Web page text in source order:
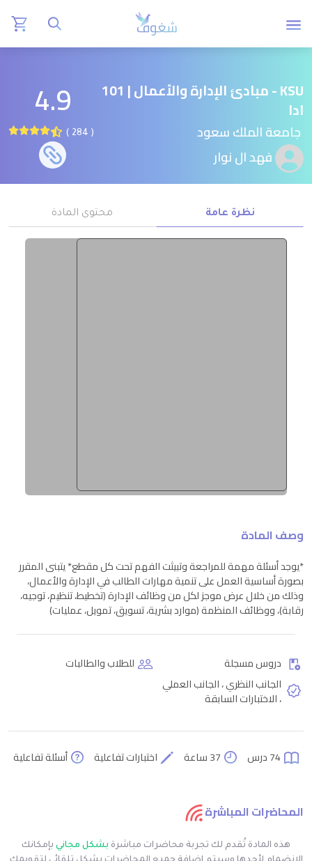
KSU - مبادئ الإدارة والأعمال | 101
ادا
جامعة الملك سعود
فهد ال نوار
4.9
( 284 )
نظرة عامة محتوى المادة
وصف المادة
*يوجد أسئلة مهمة للمراجعة وتبيثت الفهم تحت كل مقطع* يتبنى المقرر
بصورة أساسية العمل على تنمية مهارات الطالب في الإدارة والأعمال،
وذلك من خلال عرض موجز لكل من وظائف الإدارة (تخطيط، تنظيم، توجيه،
رقابة)، ووظائف المنظمة (موارد بشرية، تسويق، تمويل، عمليات)
دروس مسجلة
للطلاب والطالبات
الجانب النظري ، الجانب العملي
، الاختبارات السابقة
74 درس 37 ساعة اختبارات تفاعلية أسئلة تفاعلية
المحاضرات المباشرة
هذه المادة تُقدم لك تجربة محاضرات مباشرة بشكل مجاني بإمكانك